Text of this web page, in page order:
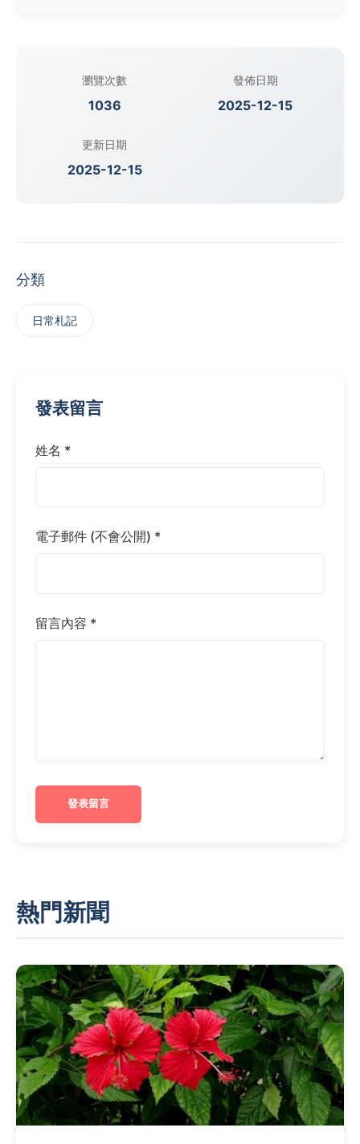
瀏覽次數
1036
發佈日期
2025-12-15
更新日期
2025-12-15
分類
日常札記
發表留言
姓名 *
電子郵件 (不會公開) *
留言內容 *
發表留言
熱門新聞